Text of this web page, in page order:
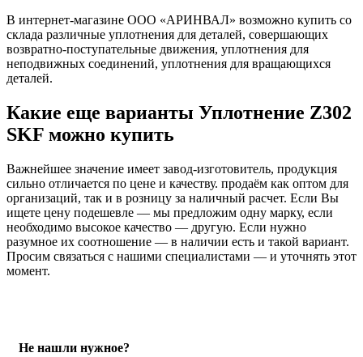
В интернет-магазине ООО «АРИНВАЛ» возможно купить со
склада различные уплотнения для деталей, совершающих
возвратно-поступательные движения, уплотнения для
неподвижных соединений, уплотнения для вращающихся
деталей.
Какие еще варианты Уплотнение Z302
SKF можно купить
Важнейшее значение имеет завод-изготовитель, продукция
сильно отличается по цене и качеству. продаём как оптом для
организаций, так и в розницу за наличный расчет. Если Вы
ищете цену подешевле — мы предложим одну марку, если
необходимо высокое качество — другую. Если нужно
разумное их соотношение — в наличии есть и такой вариант.
Просим связаться с нашими специалистами — и уточнять этот
момент.
Не нашли нужное?